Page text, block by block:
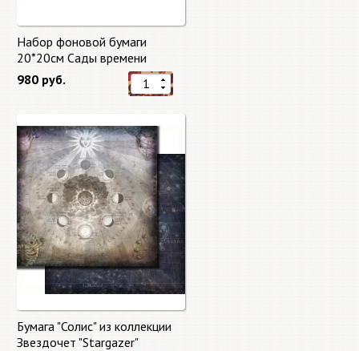
Набор фоновой бумаги
20*20см Сады времени
(Gardens of Time) 10 листов +
бонус от Stamperia
980 руб.
Бумага "Солис" из коллекции
Звездочет "Stargazer"